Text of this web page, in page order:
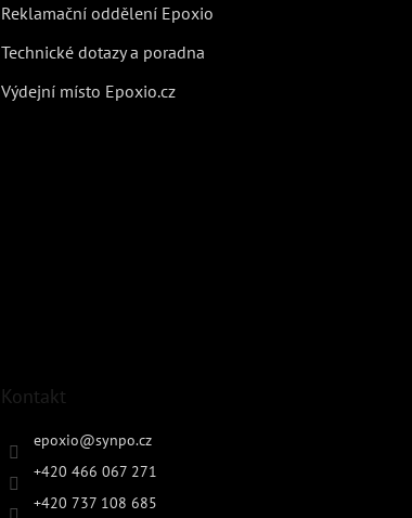
Reklamační oddělení Epoxio
Technické dotazy a poradna
Výdejní místo Epoxio.cz
Kontakt
epoxio@synpo.cz
+420 466 067 271
+420 737 108 685